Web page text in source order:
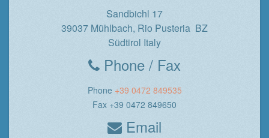
Sandbichl 17
39037 Mühlbach, Rio Pusteria BZ
Südtirol Italy
Phone / Fax
Phone +39 0472 849535
Fax +39 0472 849650
Email